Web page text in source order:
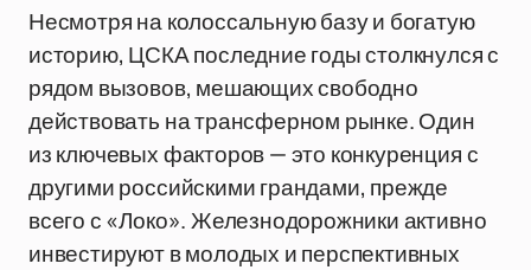
Несмотря на колоссальную базу и богатую
историю, ЦСКА последние годы столкнулся с
рядом вызовов, мешающих свободно
действовать на трансферном рынке. Один
из ключевых факторов — это конкуренция с
другими российскими грандами, прежде
всего с «Локо». Железнодорожники активно
инвестируют в молодых и перспективных